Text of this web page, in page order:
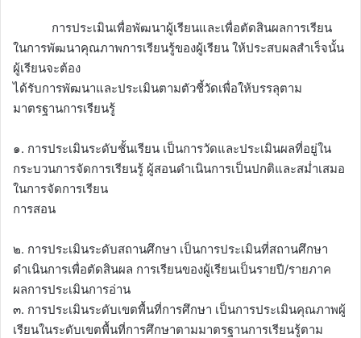
การประเมินเพื่อพัฒนาผู้เรียนและเพื่อตัดสินผลการเรียน
ในการพัฒนาคุณภาพการเรียนรู้ของผู้เรียน ให้ประสบผลสำเร็จนั้น
ผู้เรียนจะต้อง
ได้รับการพัฒนาและประเมินตามตัวชี้วัดเพื่อให้บรรลุตาม
มาตรฐานการเรียนรู้
๑. การประเมินระดับชั้นเรียน เป็นการวัดและประเมินผลที่อยู่ใน
กระบวนการจัดการเรียนรู้ ผู้สอนดำเนินการเป็นปกติและสม่ำเสมอ
ในการจัดการเรียน
การสอน
๒. การประเมินระดับสถานศึกษา เป็นการประเมินที่สถานศึกษา
ดำเนินการเพื่อตัดสินผล การเรียนของผู้เรียนเป็นรายปี/รายภาค
ผลการประเมินการอ่าน
๓. การประเมินระดับเขตพื้นที่การศึกษา เป็นการประเมินคุณภาพผู้
เรียนในระดับเขตพื้นที่การศึกษาตามมาตรฐานการเรียนรู้ตาม